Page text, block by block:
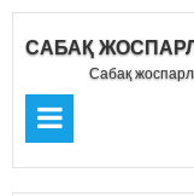
Сабақ